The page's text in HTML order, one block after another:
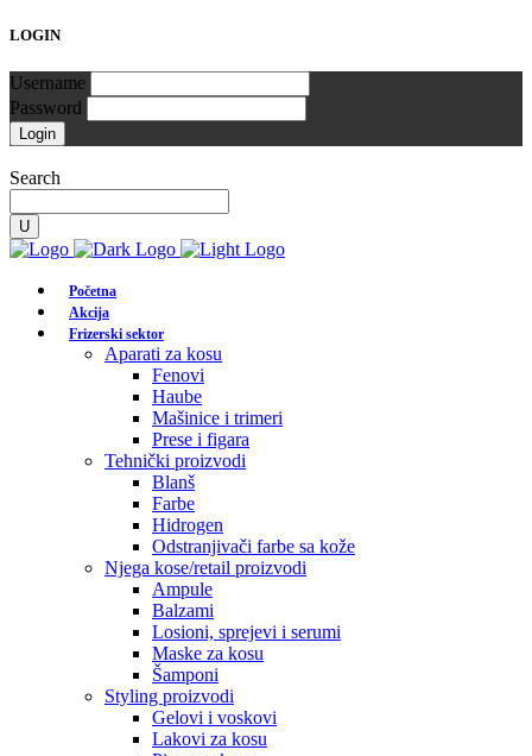
LOGIN
Username
Password
Search
Početna
Akcija
Frizerski sektor
Aparati za kosu
Fenovi
Haube
Mašinice i trimeri
Prese i figara
Tehnički proizvodi
Blanš
Farbe
Hidrogen
Odstranjivači farbe sa kože
Njega kose/retail proizvodi
Ampule
Balzami
Losioni, sprejevi i serumi
Maske za kosu
Šamponi
Styling proizvodi
Gelovi i voskovi
Lakovi za kosu